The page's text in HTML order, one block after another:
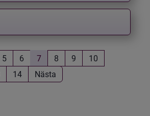
5 6 7 8 9
10
14 Nästa